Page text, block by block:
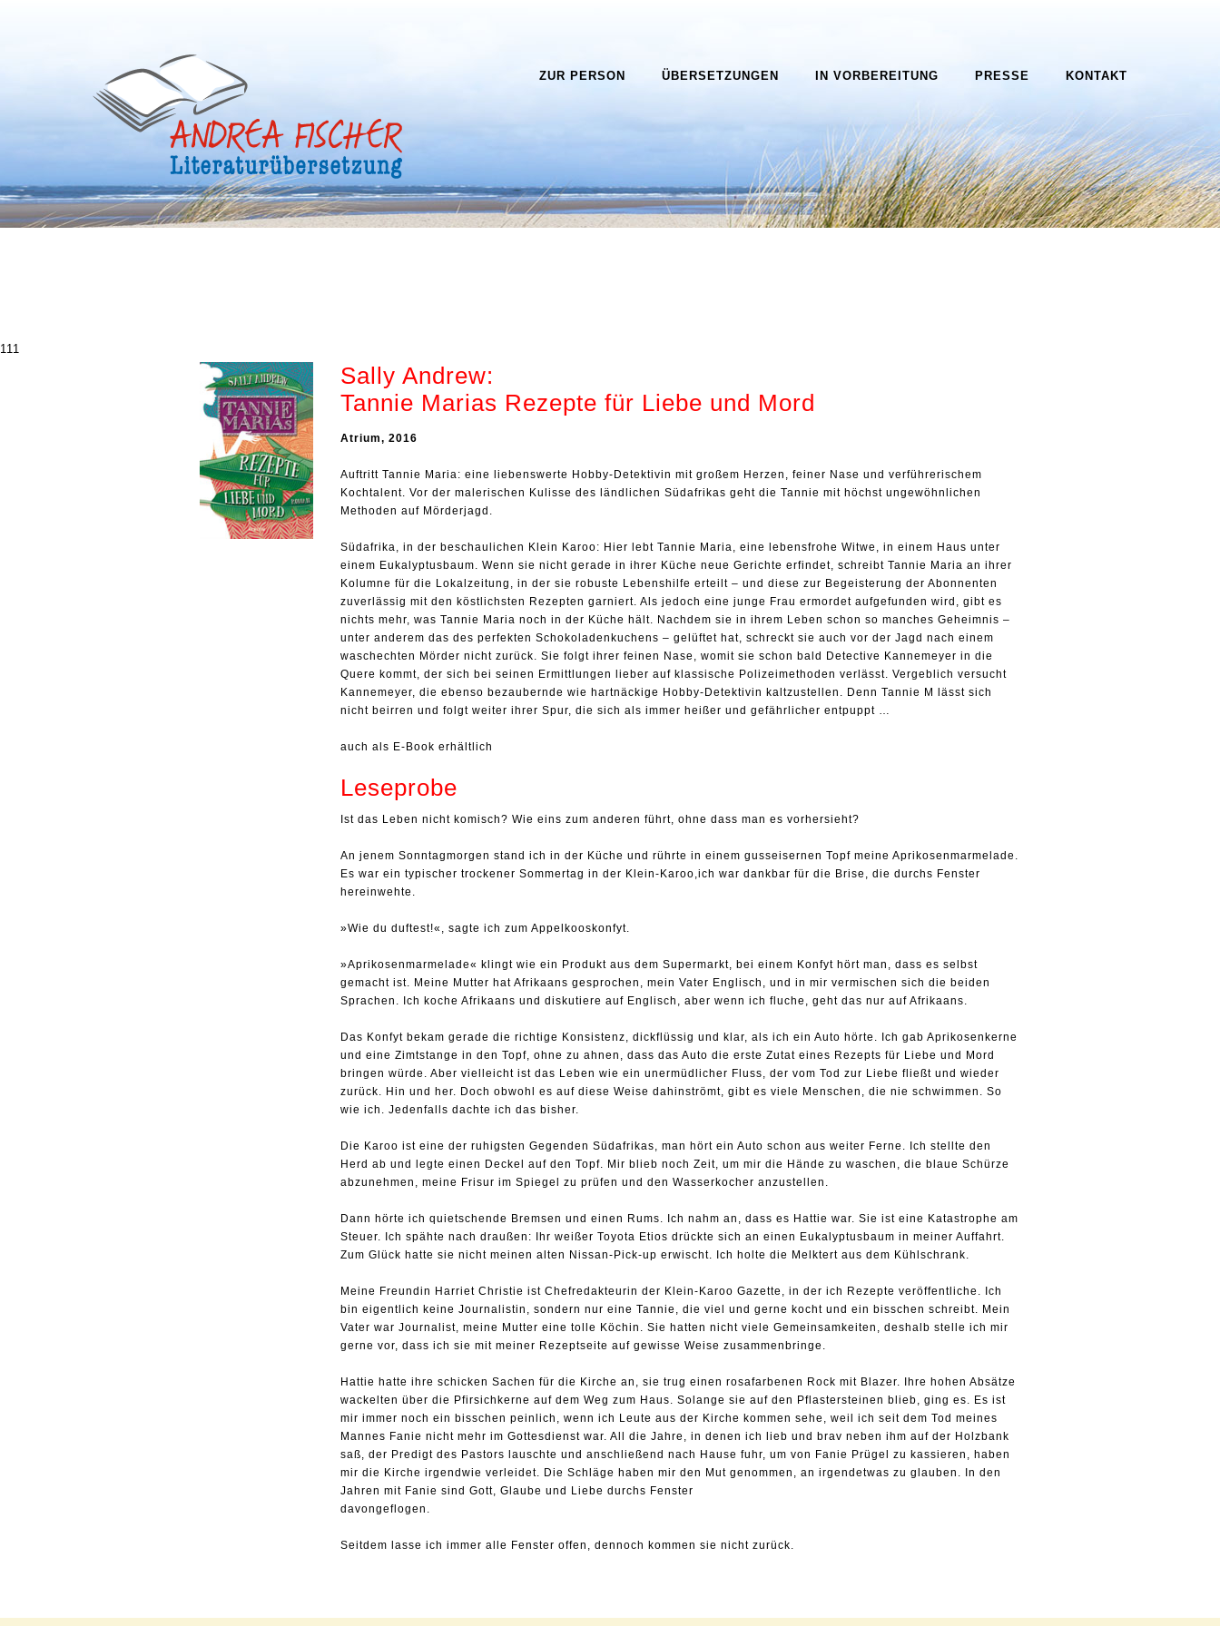
ZUR PERSON ÜBERSETZUNGEN IN VORBEREITUNG PRESSE KONTAKT
111
Sally Andrew:
Tannie Marias Rezepte für Liebe und Mord
Atrium, 2016
Auftritt Tannie Maria: eine liebenswerte Hobby-Detektivin mit großem Herzen, feiner Nase und verführerischem
Kochtalent. Vor der malerischen Kulisse des ländlichen Südafrikas geht die Tannie mit höchst ungewöhnlichen
Methoden auf Mörderjagd.
Südafrika, in der beschaulichen Klein Karoo: Hier lebt Tannie Maria, eine lebensfrohe Witwe, in einem Haus unter
einem Eukalyptusbaum. Wenn sie nicht gerade in ihrer Küche neue Gerichte erfindet, schreibt Tannie Maria an ihrer
Kolumne für die Lokalzeitung, in der sie robuste Lebenshilfe erteilt – und diese zur Begeisterung der Abonnenten
zuverlässig mit den köstlichsten Rezepten garniert. Als jedoch eine junge Frau ermordet aufgefunden wird, gibt es
nichts mehr, was Tannie Maria noch in der Küche hält. Nachdem sie in ihrem Leben schon so manches Geheimnis –
unter anderem das des perfekten Schokoladenkuchens – gelüftet hat, schreckt sie auch vor der Jagd nach einem
waschechten Mörder nicht zurück. Sie folgt ihrer feinen Nase, womit sie schon bald Detective Kannemeyer in die
Quere kommt, der sich bei seinen Ermittlungen lieber auf klassische Polizeimethoden verlässt. Vergeblich versucht
Kannemeyer, die ebenso bezaubernde wie hartnäckige Hobby-Detektivin kaltzustellen. Denn Tannie M lässt sich
nicht beirren und folgt weiter ihrer Spur, die sich als immer heißer und gefährlicher entpuppt …
auch als E-Book erhältlich
Leseprobe
Ist das Leben nicht komisch? Wie eins zum anderen führt, ohne dass man es vorhersieht?
An jenem Sonntagmorgen stand ich in der Küche und rührte in einem gusseisernen Topf meine Aprikosenmarmelade.
Es war ein typischer trockener Sommertag in der Klein-Karoo,ich war dankbar für die Brise, die durchs Fenster
hereinwehte.
»Wie du duftest!«, sagte ich zum Appelkooskonfyt.
»Aprikosenmarmelade« klingt wie ein Produkt aus dem Supermarkt, bei einem Konfyt hört man, dass es selbst
gemacht ist. Meine Mutter hat Afrikaans gesprochen, mein Vater Englisch, und in mir vermischen sich die beiden
Sprachen. Ich koche Afrikaans und diskutiere auf Englisch, aber wenn ich fluche, geht das nur auf Afrikaans.
Das Konfyt bekam gerade die richtige Konsistenz, dickflüssig und klar, als ich ein Auto hörte. Ich gab Aprikosenkerne
und eine Zimtstange in den Topf, ohne zu ahnen, dass das Auto die erste Zutat eines Rezepts für Liebe und Mord
bringen würde. Aber vielleicht ist das Leben wie ein unermüdlicher Fluss, der vom Tod zur Liebe fließt und wieder
zurück. Hin und her. Doch obwohl es auf diese Weise dahinströmt, gibt es viele Menschen, die nie schwimmen. So
wie ich. Jedenfalls dachte ich das bisher.
Die Karoo ist eine der ruhigsten Gegenden Südafrikas, man hört ein Auto schon aus weiter Ferne. Ich stellte den
Herd ab und legte einen Deckel auf den Topf. Mir blieb noch Zeit, um mir die Hände zu waschen, die blaue Schürze
abzunehmen, meine Frisur im Spiegel zu prüfen und den Wasserkocher anzustellen.
Dann hörte ich quietschende Bremsen und einen Rums. Ich nahm an, dass es Hattie war. Sie ist eine Katastrophe am
Steuer. Ich spähte nach draußen: Ihr weißer Toyota Etios drückte sich an einen Eukalyptusbaum in meiner Auffahrt.
Zum Glück hatte sie nicht meinen alten Nissan-Pick-up erwischt. Ich holte die Melktert aus dem Kühlschrank.
Meine Freundin Harriet Christie ist Chefredakteurin der Klein-Karoo Gazette, in der ich Rezepte veröffentliche. Ich
bin eigentlich keine Journalistin, sondern nur eine Tannie, die viel und gerne kocht und ein bisschen schreibt. Mein
Vater war Journalist, meine Mutter eine tolle Köchin. Sie hatten nicht viele Gemeinsamkeiten, deshalb stelle ich mir
gerne vor, dass ich sie mit meiner Rezeptseite auf gewisse Weise zusammenbringe.
Hattie hatte ihre schicken Sachen für die Kirche an, sie trug einen rosafarbenen Rock mit Blazer. Ihre hohen Absätze
wackelten über die Pfirsichkerne auf dem Weg zum Haus. Solange sie auf den Pflastersteinen blieb, ging es. Es ist
mir immer noch ein bisschen peinlich, wenn ich Leute aus der Kirche kommen sehe, weil ich seit dem Tod meines
Mannes Fanie nicht mehr im Gottesdienst war. All die Jahre, in denen ich lieb und brav neben ihm auf der Holzbank
saß, der Predigt des Pastors lauschte und anschließend nach Hause fuhr, um von Fanie Prügel zu kassieren, haben
mir die Kirche irgendwie verleidet. Die Schläge haben mir den Mut genommen, an irgendetwas zu glauben. In den
Jahren mit Fanie sind Gott, Glaube und Liebe durchs Fenster
davongeflogen.
Seitdem lasse ich immer alle Fenster offen, dennoch kommen sie nicht zurück.